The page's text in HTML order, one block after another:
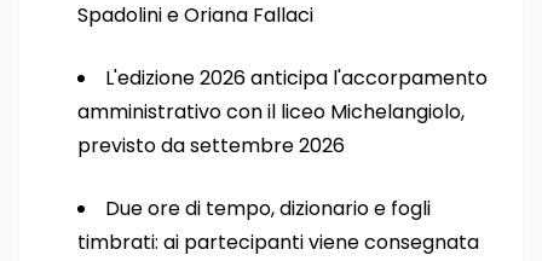
Spadolini e Oriana Fallaci
L'edizione 2026 anticipa l'accorpamento
amministrativo con il liceo Michelangiolo,
previsto da settembre 2026
Due ore di tempo, dizionario e fogli
timbrati: ai partecipanti viene consegnata